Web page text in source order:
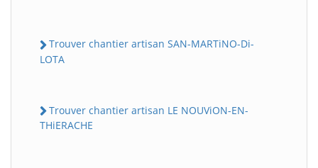
Trouver chantier artisan SAN-MARTiNO-Di-
LOTA
Trouver chantier artisan LE NOUViON-EN-
THiERACHE